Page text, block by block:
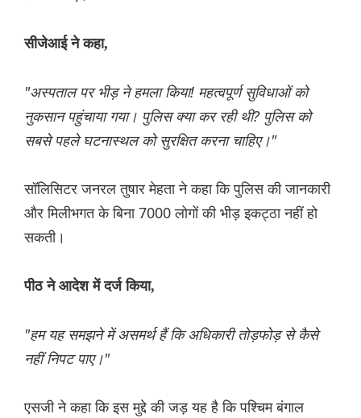
सीजेआई ने कहा,
"अस्पताल पर भीड़ ने हमला किया! महत्वपूर्ण सुविधाओं को
नुकसान पहुंचाया गया। पुलिस क्या कर रही थी? पुलिस को
सबसे पहले घटनास्थल को सुरक्षित करना चाहिए।"
सॉलिसिटर जनरल तुषार मेहता ने कहा कि पुलिस की जानकारी
और मिलीभगत के बिना 7000 लोगों की भीड़ इकट्ठा नहीं हो
सकती।
पीठ ने आदेश में दर्ज किया,
"हम यह समझने में असमर्थ हैं कि अधिकारी तोड़फोड़ से कैसे
नहीं निपट पाए।"
एसजी ने कहा कि इस मुद्दे की जड़ यह है कि पश्चिम बंगाल